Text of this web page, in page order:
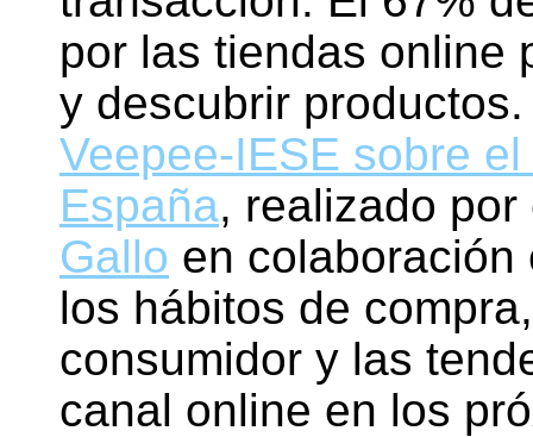
por las tiendas online
y descubrir
Veepee-IESE sobre
España, realizado
Gallo en colaboración
los hábitos de
consumidor y las
canal online en los